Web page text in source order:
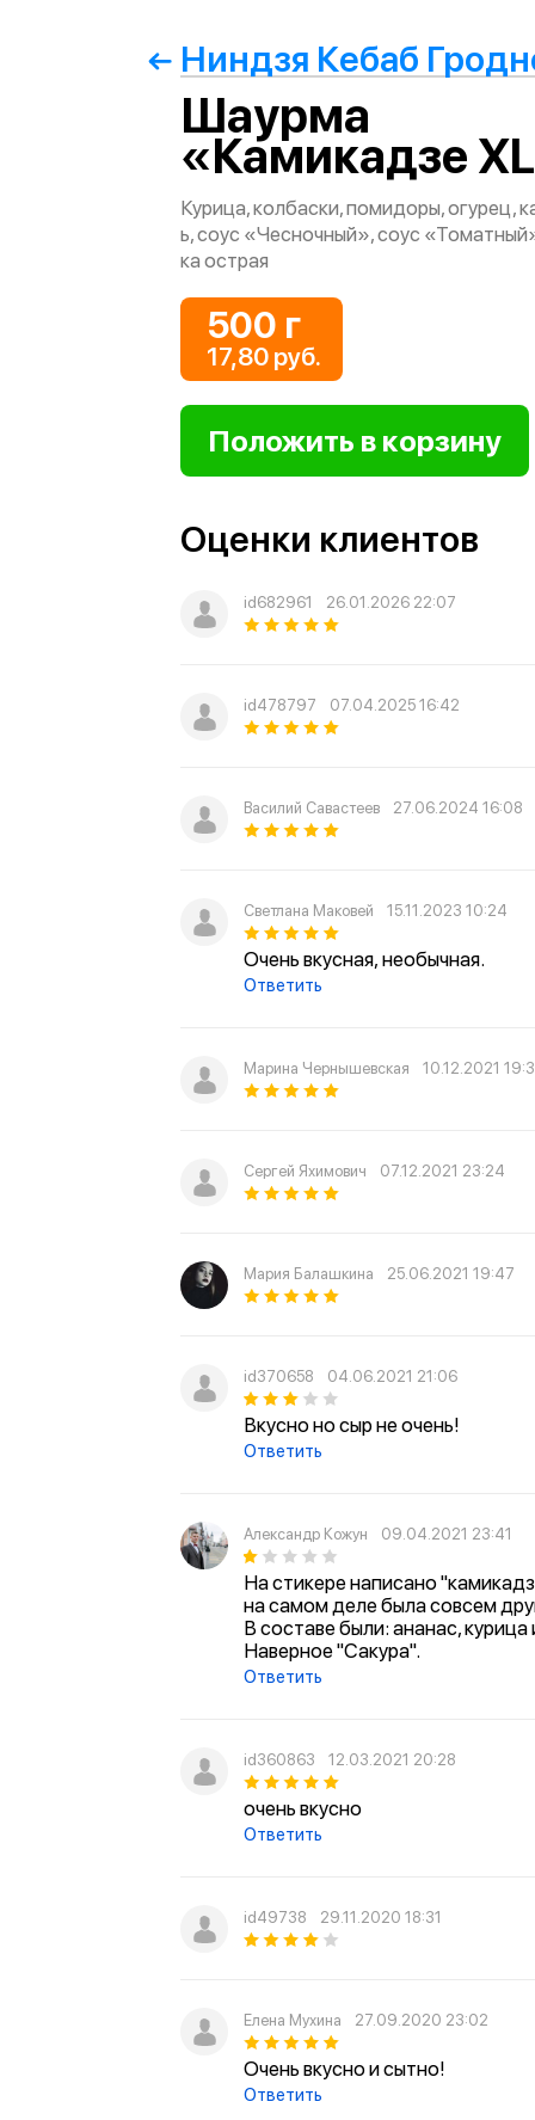
Ниндзя Кебаб
Шаурма
«Камикадзе
Курица, колбаски, помидоры, огурец,
ь, соус «Чесночный», соус
ка острая
500 г
17,80 руб.
Оценки клиентов
id682961 26.01.2026 22:07
id478797 07.04.2025 16:42
Василий Савастеев 27.06.2024 16:08
Светлана Маковей 15.11.2023 10:24
Очень вкусная, необычная.
Ответить
Марина Чернышевская 10.12.2021
Сергей Яхимович 07.12.2021 23:24
Мария Балашкина 25.06.2021 19:47
id370658 04.06.2021 21:06
Вкусно но сыр не очень!
Ответить
Александр Кожун 09.04.2021 23:41
На стикере написано
на самом деле была совсем
В составе были: ананас, курица
Наверное "Сакура".
Ответить
id360863 12.03.2021 20:28
очень вкусно
Ответить
id49738 29.11.2020 18:31
Елена Мухина 27.09.2020 23:02
Очень вкусно и сытно!
Ответить